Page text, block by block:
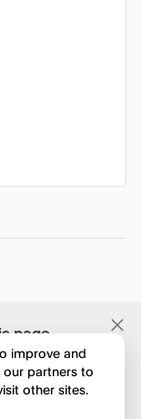
page
improve and
our partners to
other sites.